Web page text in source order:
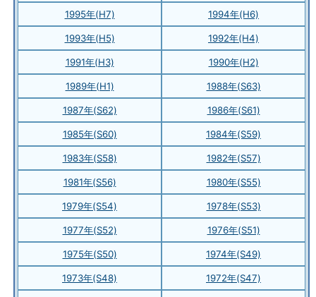
1995年(H7) 1994年(H6)
1993年(H5) 1992年(H4)
1991年(H3) 1990年(H2)
1989年(H1) 1988年(S63)
1987年(S62) 1986年(S61)
1985年(S60) 1984年(S59)
1983年(S58) 1982年(S57)
1981年(S56) 1980年(S55)
1979年(S54) 1978年(S53)
1977年(S52) 1976年(S51)
1975年(S50) 1974年(S49)
1973年(S48) 1972年(S47)